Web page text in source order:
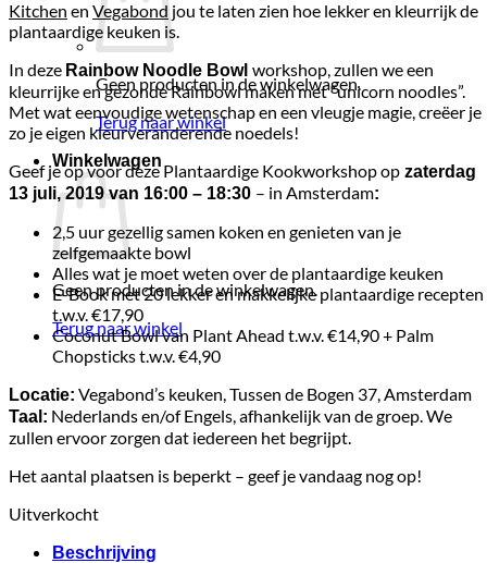
Geen producten in de winkelwagen.
Terug naar winkel
Winkelwagen
Geen producten in de winkelwagen.
Terug naar winkel
Kitchen en Vegabond jou te laten zien hoe lekker en kleurrijk de
plantaardige keuken is.
In deze Rainbow Noodle Bowl workshop, zullen we een
kleurrijke en gezonde Rainbowl maken met “unicorn noodles”.
Met wat eenvoudige wetenschap en een vleugje magie, creëer je
zo je eigen kleurveranderende noedels!
Geef je op voor deze Plantaardige Kookworkshop op zaterdag
13 juli, 2019 van 16:00 – 18:30 – in Amsterdam:
2,5 uur gezellig samen koken en genieten van je
zelfgemaakte bowl
Alles wat je moet weten over de plantaardige keuken
E-Book met 20 lekker en makkelijke plantaardige recepten
t.w.v. €17,90
Coconut Bowl van Plant Ahead t.w.v. €14,90 + Palm
Chopsticks t.w.v. €4,90
Locatie: Vegabond’s keuken, Tussen de Bogen 37, Amsterdam
Taal: Nederlands en/of Engels, afhankelijk van de groep. We
zullen ervoor zorgen dat iedereen het begrijpt.
Het aantal plaatsen is beperkt – geef je vandaag nog op!
Uitverkocht
Beschrijving